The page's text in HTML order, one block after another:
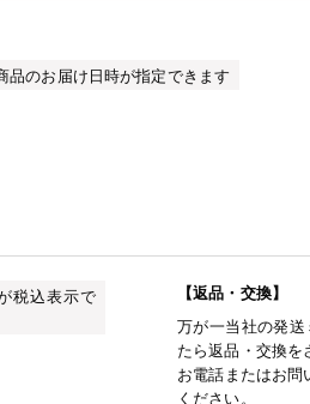
品のお届け日時が指定できます
税込表示で
【返品・交換】
万が一当社の発
たら返品・交換を
お電話またはお
ください。